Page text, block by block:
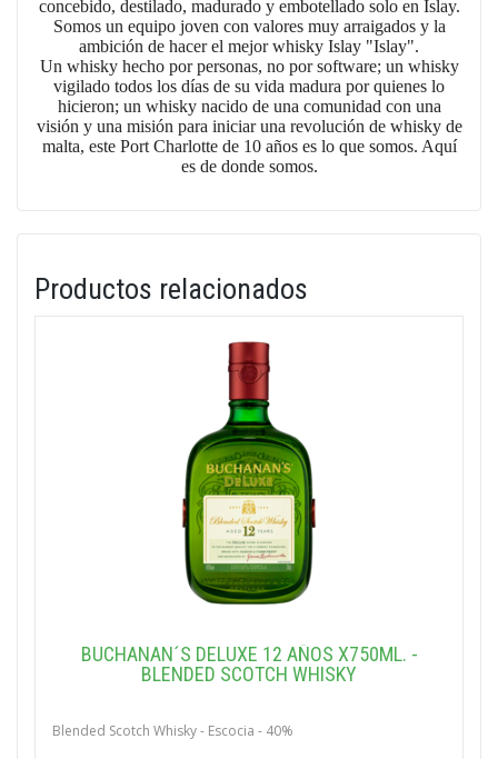
concebido, destilado, madurado y embotellado solo en Islay.
Somos un equipo joven con valores muy arraigados y la
ambición de hacer el mejor whisky Islay "Islay".
Un whisky hecho por personas, no por software; un whisky
vigilado todos los días de su vida madura por quienes lo
hicieron; un whisky nacido de una comunidad con una
visión y una misión para iniciar una revolución de whisky de
malta, este Port Charlotte de 10 años es lo que somos. Aquí
es de donde somos.
Productos relacionados
BUCHANAN´S DELUXE 12 AÑOS X750ML. -
BLENDED SCOTCH WHISKY
Blended Scotch Whisky - Escocia - 40%